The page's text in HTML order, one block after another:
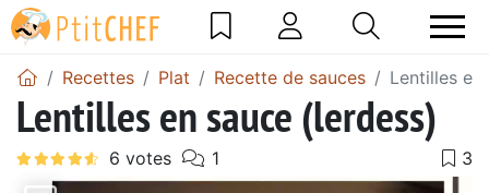
Recettes Plat Recette de sauces Lentilles en
Lentilles en sauce (lerdess)